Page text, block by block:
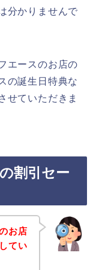
分かりませんで
エースのお店の
の誕生日特典な
せていただきま
割引セー
お店
てい